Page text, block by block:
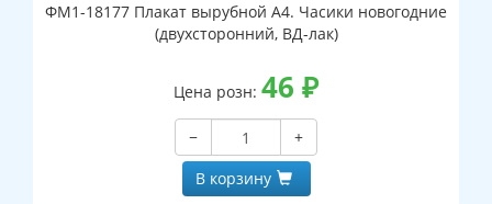
ФМ1-18177 Плакат вырубной А4. Часики новогодние
(двухсторонний, ВД-лак)
Цена розн: 46 ₽
−
+
В корзину